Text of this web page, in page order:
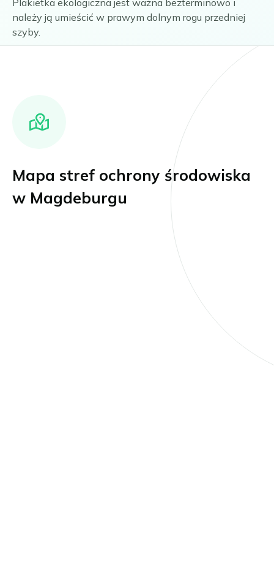
należy ją umieścić w prawym dolnym rogu przedniej
szyby.
Mapa stref ochrony środowiska
w Magdeburgu